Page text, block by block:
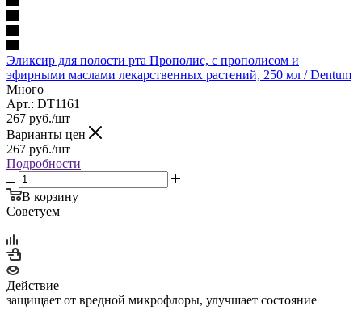
Эликсир для полости рта Прополис, с прополисом и
эфирными маслами лекарственных растений, 250 мл / Dentum
Много
Арт.: DT1161
267 руб./шт
Варианты цен
267 руб./шт
Подробности
В корзину
Советуем
Действие
защищает от вредной микрофлоры, улучшает состояние